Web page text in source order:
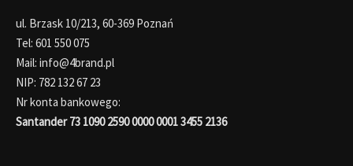
ul. Brzask 10/213, 60-369 Poznań
Tel: 601 550 075
Mail: info@4brand.pl
NIP: 782 132 67 23
Nr konta bankowego:
Santander 73 1090 2590 0000 0001 3455 2136